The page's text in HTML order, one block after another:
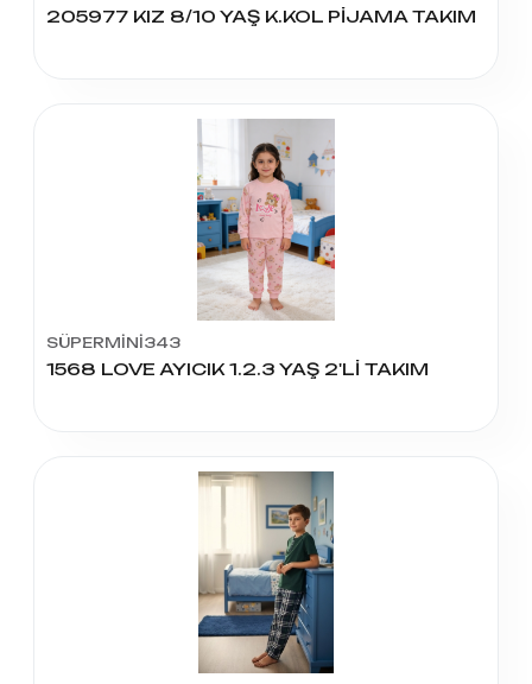
205977 KIZ 8/10 YAŞ K.KOL PİJAMA TAKIM
SÜPERMİNİ343
1568 LOVE AYICIK 1.2.3 YAŞ 2'Lİ TAKIM